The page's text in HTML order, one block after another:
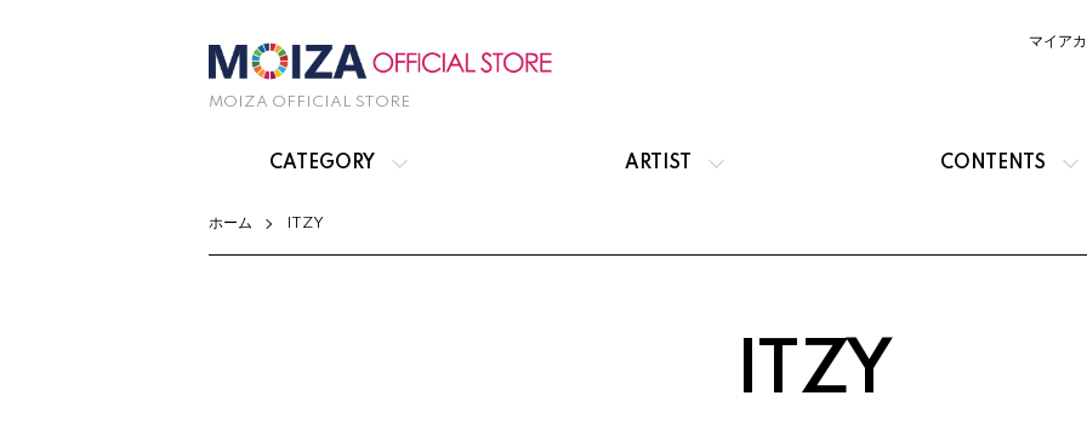
MOIZA OFFICIAL STORE
CATEGORY ARTIST CONTENTS
マイア
ホーム ITZY
ITZY